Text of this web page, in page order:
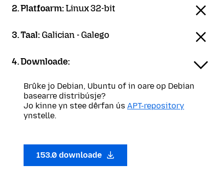
2. Platfoarm:Linux 32-bit
3. Taal: Galician - Galego
4. Downloade:
Brûke jo Debian, Ubuntu of in oare op Debian
basearre distribúsje?
Jo kinne yn stee dêrfan ús APT-repository
ynstelle.
153.0 downloade